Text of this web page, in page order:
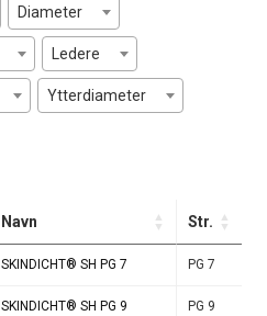
Diameter
Ledere
Ytterdiameter
Navn Str.
SKINDICHT® SH PG 7 PG 7
SKINDICHT® SH PG 9 PG 9